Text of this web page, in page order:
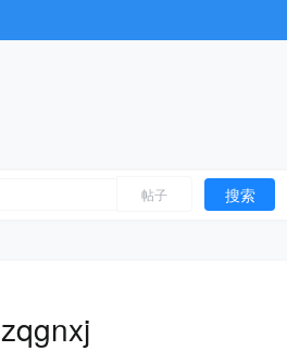
帖子 搜索
zqgnxj